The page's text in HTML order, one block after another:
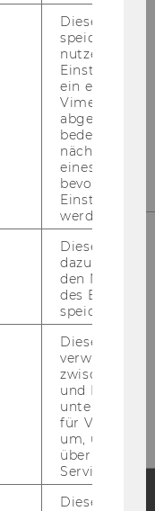
sich für
Dieses Cookie
speichert
ein
Vimeo-Video
abgespielt
bedeutet,
nächsten
eines Vimeo-
bevorzugten
werden.
Dieser
dazu
den
des
speichern.
Dieses
verwendet,
zwischen
und Bots zu
für Vimeo
um, um
über die
Service zu
Dieses